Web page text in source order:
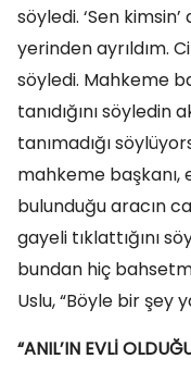
söyledi. ‘Sen
yerinden ayrıldım.
söyledi. Mahkeme
tanıdığını söyledin
tanımadığı
mahkeme
bulunduğu aracın
gayeli tıklattığını
bundan hiç
Uslu, “Böyle bir şey
“ANIL’IN EVLİ